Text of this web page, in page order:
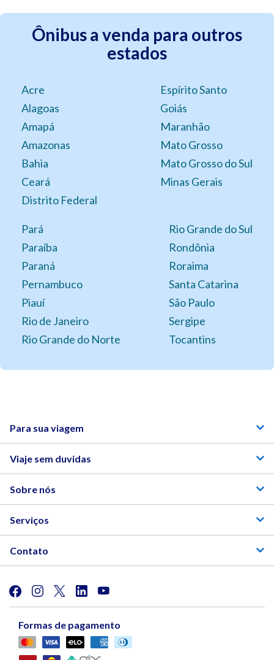
Ônibus a venda para outros
estados
Acre
Alagoas
Amapá
Amazonas
Bahia
Ceará
Distrito Federal
Espírito Santo
Goiás
Maranhão
Mato Grosso
Mato Grosso do Sul
Minas Gerais
Pará
Paraíba
Paraná
Pernambuco
Piauí
Rio de Janeiro
Rio Grande do Norte
Rio Grande do Sul
Rondônia
Roraima
Santa Catarina
São Paulo
Sergipe
Tocantins
Para sua viagem
Viaje sem duvidas
Sobre nós
Serviços
Contato
Formas de pagamento